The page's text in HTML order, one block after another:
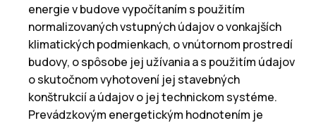
energie v budove vypočítaním s použitím
normalizovaných vstupných údajov o vonkajších
klimatických podmienkach, o vnútornom prostredí
budovy, o spôsobe jej užívania a s použitím údajov
o skutočnom vyhotovení jej stavebných
konštrukcií a údajov o jej technickom systéme.
Prevádzkovým energetickým hodnotením je